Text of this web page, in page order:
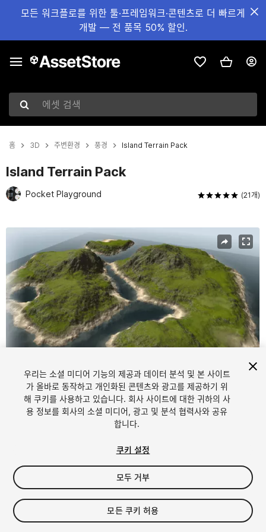
모든 워크플로를 위한 툴·프레임워크·콘텐츠로 더 빠르게
개발 — 전 품목 50% 할인.
에셋 검색
홈 3D 주변환경 풍경 Island Terrain Pack
Island Terrain Pack
Pocket Playground (21개)
현재 슬라이드: 1 / 30
1 30
$25
우리는 소셜 미디어 기능의 제공과 데이터 분석 및 본 사이트
가 올바로 동작하고 개인화된 콘텐츠와 광고를 제공하기 위
해 쿠키를 사용하고 있습니다. 회사 사이트에 대한 귀하의 사
용 정보를 회사의 소셜 미디어, 광고 및 분석 협력사와 공유
합니다.
쿠키 설정
모두 거부
모든 쿠키 허용